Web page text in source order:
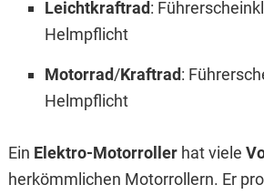
Leichtkraftrad:
Helmpflicht
Motorrad/Kraftrad:
Helmpflicht
Ein Elektro-Motorrollerhat viele
herkömmlichen Motorrollern. Er